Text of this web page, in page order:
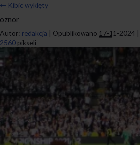
← Kibic wyklęty
oznor
Autor: redakcja | Opublikowano 17-11-2024 |
2560 pikseli